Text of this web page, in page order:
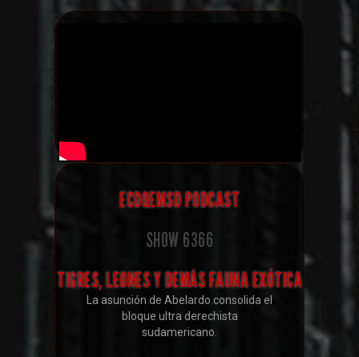
ECDQEMSD PODCAST
SHOW 6366
TIGRES, LEONES Y DEMÁS FAUNA EXÓTICA
La asunción de Abelardo consolida el
bloque ultra derechista
sudamericano.